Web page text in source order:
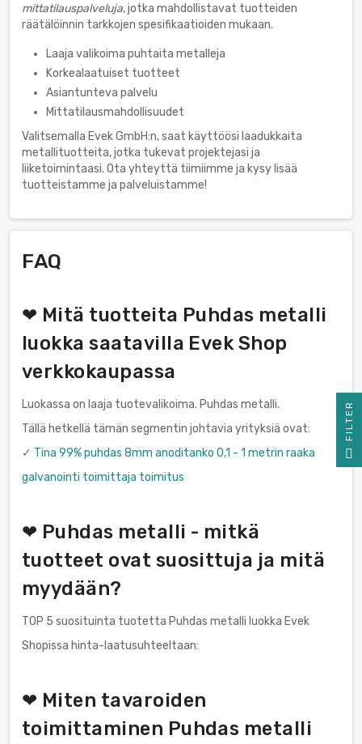
mittatilauspalveluja, jotka mahdollistavat tuotteiden
räätälöinnin tarkkojen spesifikaatioiden mukaan.
Laaja valikoima puhtaita metalleja
Korkealaatuiset tuotteet
Asiantunteva palvelu
Mittatilausmahdollisuudet
Valitsemalla Evek GmbH:n, saat käyttöösi laadukkaita
metallituotteita, jotka tukevat projektejasi ja
liiketoimintaasi. Ota yhteyttä tiimiimme ja kysy lisää
tuotteistamme ja palveluistamme!
FAQ
❤ Mitä tuotteita Puhdas metalli
luokka saatavilla Evek Shop
verkkokaupassa
Luokassa on laaja tuotevalikoima. Puhdas metalli.
Tällä hetkellä tämän segmentin johtavia yrityksiä ovat:
✓ Tina 99% puhdas 8mm anoditanko 0,1 - 1 metrin raaka
galvanointi toimittaja toimitus
❤ Puhdas metalli - mitkä
tuotteet ovat suosittuja ja mitä
myydään?
TOP 5 suosituinta tuotetta Puhdas metalli luokka Evek
Shopissa hinta-laatusuhteeltaan:
❤ Miten tavaroiden
toimittaminen Puhdas metalli
R